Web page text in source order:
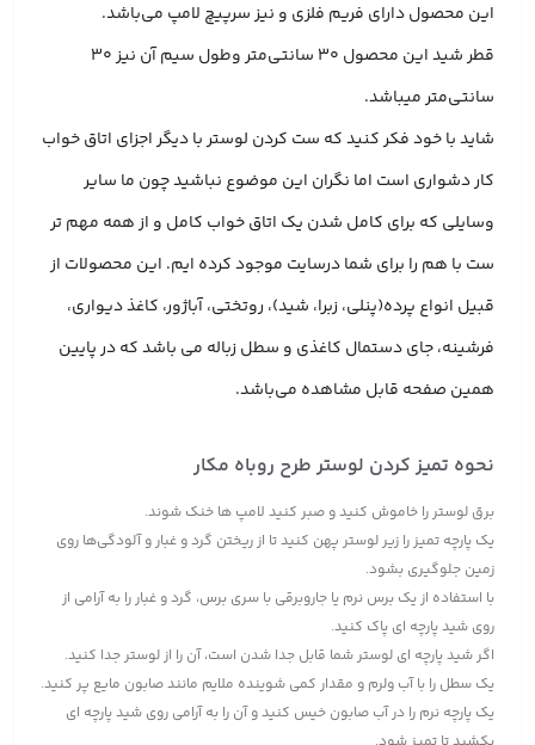
این محصول دارای فریم فلزی و نیز سرپیچ لامپ می‌باشد.
قطر شید این محصول 30 سانتی‌متر وطول سیم آن نیز 30
سانتی‌متر میباشد.
شاید با خود فکر کنید که ست کردن لوستر با دیگر اجزای اتاق خواب
کار دشواری است اما نگران این موضوع نباشید چون ما سایر
وسایلی که برای کامل شدن یک اتاق خواب کامل و از همه مهم تر
ست با هم را برای شما درسایت موجود کرده ایم. این محصولات از
قبیل انواع پرده(پنلی، زبرا، شید)، روتختی، آباژور، کاغذ دیواری،
فرشینه، جای دستمال کاغذی و سطل زباله می باشد که در پایین
همین صفحه قابل مشاهده می‌باشد.
نحوه تمیز کردن لوستر طرح روباه مکار
برق لوستر را خاموش کنید و صبر کنید لامپ ها خنک شوند.
یک پارچه تمیز را زیر لوستر پهن کنید تا از ریختن گرد و غبار و آلودگی‌ها روی
زمین جلوگیری بشود.
با استفاده از یک برس نرم یا جاروبرقی با سری برس، گرد و غبار را به آرامی از
روی شید پارچه ای پاک کنید.
اگر شید پارچه ای لوستر شما قابل جدا شدن است، آن را از لوستر جدا کنید.
یک سطل را با آب ولرم و مقدار کمی شوینده ملایم مانند صابون مایع پر کنید.
یک پارچه نرم را در آب صابون خیس کنید و آن را به آرامی روی شید پارچه ای